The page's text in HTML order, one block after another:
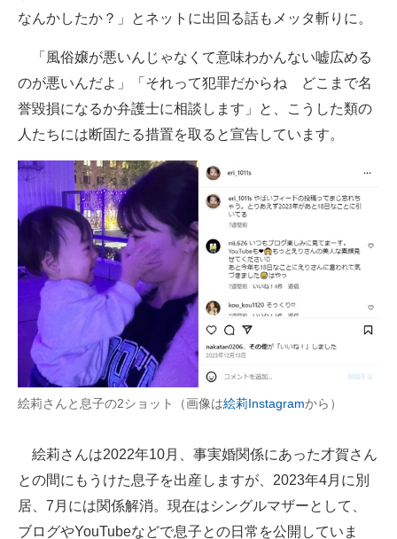
なんかしたか？」とネットに出回る話もメッタ斬りに。
「風俗嬢が悪いんじゃなくて意味わかんない嘘広める
のが悪いんだよ」「それって犯罪だからね どこまで名
誉毀損になるか弁護士に相談します」と、こうした類の
人たちには断固たる措置を取ると宣告しています。
絵莉さんと息子の2ショット（画像は絵莉Instagramから）
絵莉さんは2022年10月、事実婚関係にあった才賀さん
との間にもうけた息子を出産しますが、2023年4月に別
居、7月には関係解消。現在はシングルマザーとして、
ブログやYouTubeなどで息子との日常を公開していま